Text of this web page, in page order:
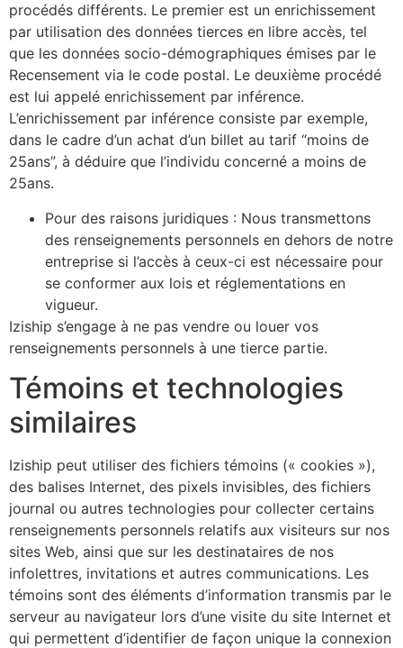
procédés différents. Le premier est un enrichissement
par utilisation des données tierces en libre accès, tel
que les données socio-démographiques émises par le
Recensement via le code postal. Le deuxième procédé
est lui appelé enrichissement par inférence.
L’enrichissement par inférence consiste par exemple,
dans le cadre d’un achat d’un billet au tarif “moins de
25ans”, à déduire que l’individu concerné a moins de
25ans.
Pour des raisons juridiques : Nous transmettons
des renseignements personnels en dehors de notre
entreprise si l’accès à ceux-ci est nécessaire pour
se conformer aux lois et réglementations en
vigueur.
Iziship s’engage à ne pas vendre ou louer vos
renseignements personnels à une tierce partie.
Témoins et technologies
similaires
Iziship peut utiliser des fichiers témoins (« cookies »),
des balises Internet, des pixels invisibles, des fichiers
journal ou autres technologies pour collecter certains
renseignements personnels relatifs aux visiteurs sur nos
sites Web, ainsi que sur les destinataires de nos
infolettres, invitations et autres communications. Les
témoins sont des éléments d’information transmis par le
serveur au navigateur lors d’une visite du site Internet et
qui permettent d’identifier de façon unique la connexion